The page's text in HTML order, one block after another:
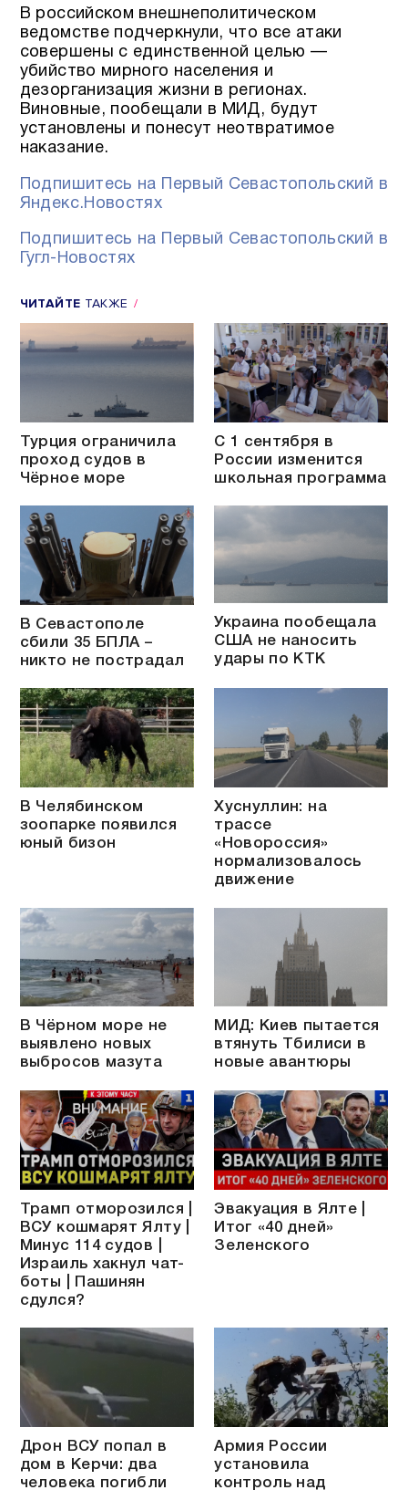
В российском внешнеполитическом
ведомстве подчеркнули, что все атаки
совершены с единственной целью —
убийство мирного населения и
дезорганизация жизни в регионах.
Виновные, пообещали в МИД, будут
установлены и понесут неотвратимое
наказание.
Подпишитесь на Первый Севастопольский в
Яндекс.Новостях
Подпишитесь на Первый Севастопольский в
Гугл-Новостях
ЧИТАЙТЕ ТАКЖЕ
Турция ограничила
проход судов в
Чёрное море
С 1 сентября в
России изменится
школьная программа
В Севастополе
сбили 35 БПЛА –
никто не пострадал
Украина пообещала
США не наносить
удары по КТК
В Челябинском
зоопарке появился
юный бизон
Хуснуллин: на
трассе
«Новороссия»
нормализовалось
движение
В Чёрном море не
выявлено новых
выбросов мазута
МИД: Киев пытается
втянуть Тбилиси в
новые авантюры
Трамп отморозился |
ВСУ кошмарят Ялту |
Минус 114 судов |
Израиль хакнул чат-
боты | Пашинян
сдулся?
Эвакуация в Ялте |
Итог «40 дней»
Зеленского
Дрон ВСУ попал в
дом в Керчи: два
человека погибли
Армия России
установила
контроль над